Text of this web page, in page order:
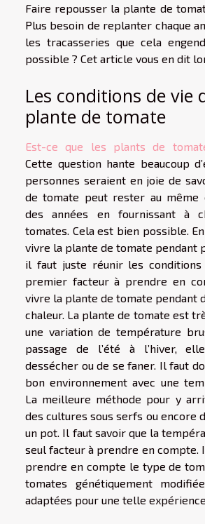
Faire repousser la plante de
Plus besoin de replanter chaque
les tracasseries que cela
possible ? Cet article vous en dit
Les conditions de vie
plante de tomate
Est-ce que les plants de
Cette question hante beaucoup
personnes seraient en joie de
de tomate peut rester au même
des années en fournissant à
tomates. Cela est bien possible.
vivre la plante de tomate pendant
il faut juste réunir les conditions
premier facteur à prendre en
vivre la plante de tomate pendant
chaleur. La plante de tomate est
une variation de température
passage de l’été à l’hiver,
dessécher ou de se faner. Il faut
bon environnement avec une
La meilleure méthode pour y
des cultures sous serfs ou encore
un pot. Il faut savoir que la
seul facteur à prendre en compte.
prendre en compte le type de
tomates génétiquement
adaptées pour une telle expérience.